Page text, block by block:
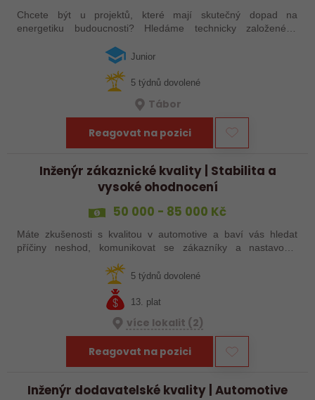
Chcete být u projektů, které mají skutečný dopad na
energetiku budoucnosti? Hledáme technicky založeného
realizaci bioplynových stanic po celé…
Junior
5 týdnů dovolené
Tábor
Reagovat na pozici
Inženýr zákaznické kvality | Stabilita a
vysoké ohodnocení
50 000 - 85 000 Kč
Máte zkušenosti s kvalitou v automotive a baví vás hledat
příčiny neshod, komunikovat se zákazníky a nastavovat
zákaznické kvality, který bude…5 týdnů dovolené
13. plat
více lokalit (2)
Reagovat na pozici
Inženýr dodavatelské kvality | Automotive